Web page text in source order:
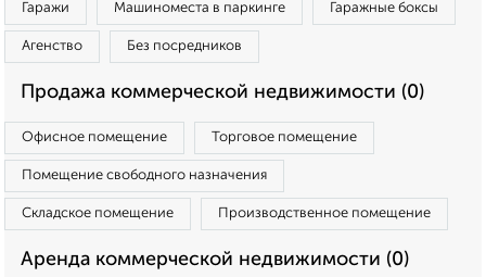
Гаражи Машиноместа в паркинге Гаражные боксы
Агенство Без посредников
Продажа коммерческой недвижимости (0)
Офисное помещение Торговое помещение
Помещение свободного назначения
Складское помещение Производственное помещение
Аренда коммерческой недвижимости (0)